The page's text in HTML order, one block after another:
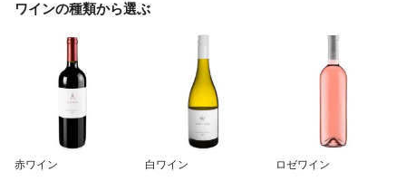
ワインの種類から選ぶ
赤ワイン 白ワイン ロゼワイン